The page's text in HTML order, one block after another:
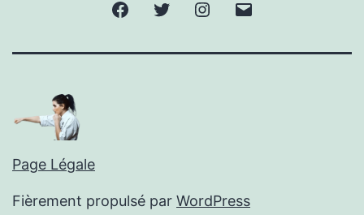
FacebookTwitter Instagram
Page Légale
Fièrement propulsé par WordPress